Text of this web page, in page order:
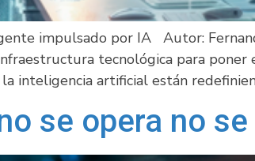
impulsado por IA Autor:
tecnológica para poner
inteligencia artificial están
se opera no